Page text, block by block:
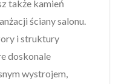
także kamień
ściany salonu.
i struktury
doskonale
wystrojem,